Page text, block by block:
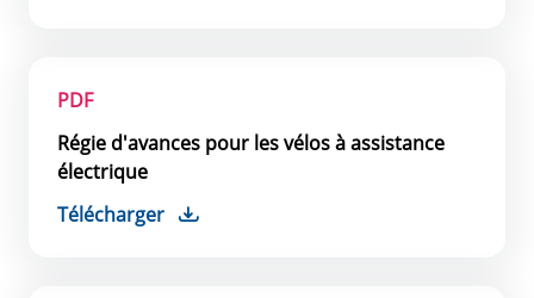
PDF
Régie d'avances pour les vélos à assistance
électrique
Télécharger